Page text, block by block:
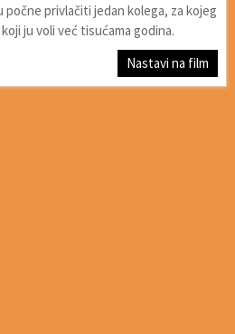
počne privlačiti jedan kolega, za kojeg
ju voli već tisućama godina.
Nastavi na film